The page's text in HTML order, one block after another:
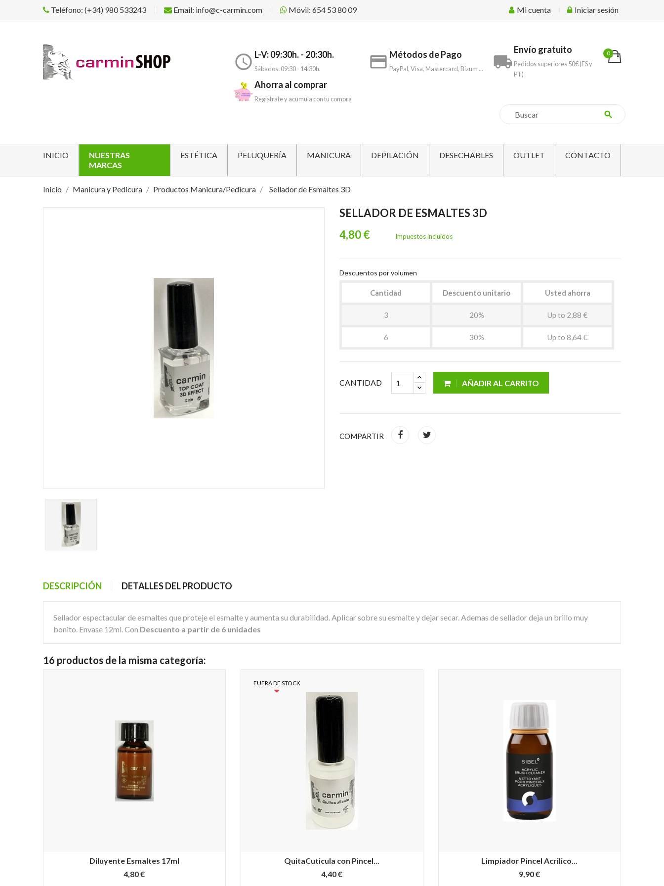
Teléfono: (+34) 980 533243 Email: info@c-carmin.com Móvil: 654 53 80 09 Mi cuenta Iniciar sesión
0
access_time L-V: 09:30h. - 20:30h.
Sábados: 09:30 - 14:30h. payment Métodos de Pago
PayPal, Visa, Mastercard, Bizum ... local_shipping
Envío gratuito
Pedidos superiores 50€ (ES y
PT)
Ahorra al comprar
Registrate y acumula con tu compra
search
INICIO
NUESTRAS
MARCAS
ESTÉTICA PELUQUERÍA MANICURA DEPILACIÓN DESECHABLES OUTLET CONTACTO
Inicio Manicura y Pedicura Productos Manicura/Pedicura Sellador de Esmaltes 3D
SELLADOR DE ESMALTES 3D
4,80 €
Impuestos incluidos
Descuentos por volumen
Cantidad Descuento unitario Usted ahorra
3 20% Up to 2,88 €
6 30% Up to 8,64 €
CANTIDAD AÑADIR AL CARRITO
COMPARTIR
DESCRIPCIÓN DETALLES DEL PRODUCTO
Sellador espectacular de esmaltes que proteje el esmalte y aumenta su durabilidad. Aplicar sobre su esmalte y dejar secar. Ademas de sellador deja un brillo muy
bonito. Envase 12ml. Con Descuento a partir de 6 unidades
16 productos de la misma categoría:
Diluyente Esmaltes 17ml
4,80 €
QuitaCuticula con Pincel...
4,40 €
FUERA DE STOCK
Limpiador Pincel Acrilico...
9,90 €